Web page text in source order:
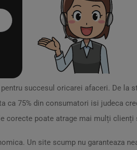
succesul oricarei afaceri. De la
ca 75% din consumatori isi judeca
poate atrage mai mulți
Un site scump nu garanteaza